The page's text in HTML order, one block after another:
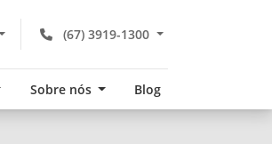
(67) 3919-1300
Sobre nós Blog